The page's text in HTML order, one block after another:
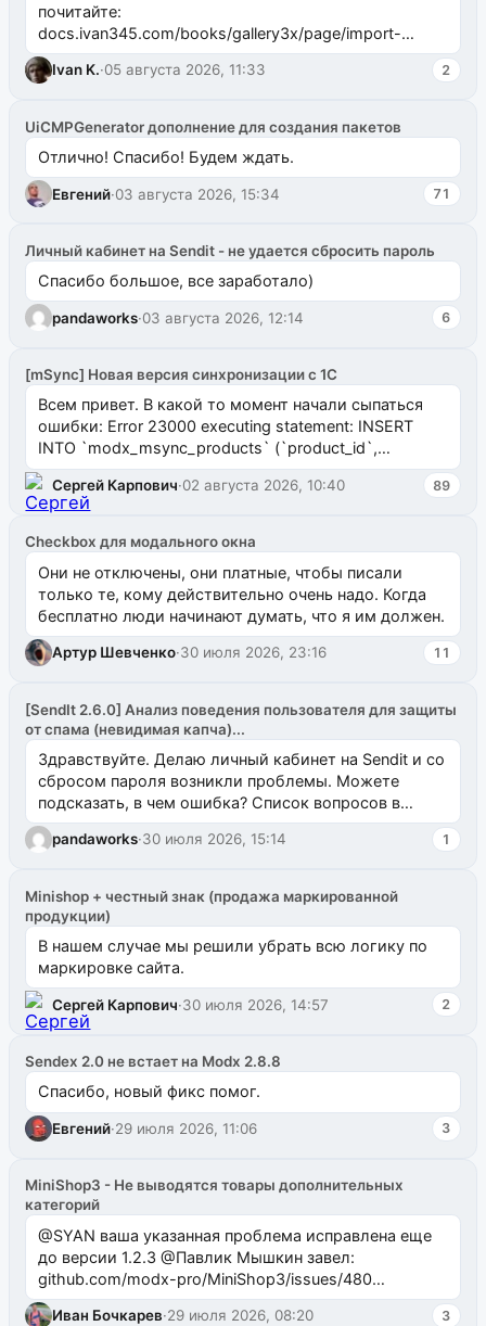
почитайте:
docs.ivan345.com/books/gallery3x/page/import-
ms2galleryphp
Ivan K.·05 августа 2026, 11:33 2
UiCMPGenerator дополнение для создания пакетов
Отлично! Спасибо! Будем ждать.
Евгений·03 августа 2026, 15:34 71
Личный кабинет на Sendit - не удается сбросить пароль
Спасибо большое, все заработало)
pandaworks·03 августа 2026, 12:14 6
[mSync] Новая версия синхронизации с 1С
Всем привет. В какой то момент начали сыпаться
ошибки: Error 23000 executing statement: INSERT
INTO `modx_msync_products` (`product_id`,
`uuid_1c`) VALUES ...
Сергей Карпович·02 августа 2026, 10:40 89
Checkbox для модального окна
Они не отключены, они платные, чтобы писали
только те, кому действительно очень надо. Когда
бесплатно люди начинают думать, что я им должен.
Артур Шевченко·30 июля 2026, 23:16 11
[SendIt 2.6.0] Анализ поведения пользователя для защиты
от спама (невидимая капча)...
Здравствуйте. Делаю личный кабинет на Sendit и со
сбросом пароля возникли проблемы. Можете
подсказать, в чем ошибка? Список вопросов в
одноименном разделе на modx.pro пока пуст, и,...
pandaworks·30 июля 2026, 15:14 1
Minishop + честный знак (продажа маркированной
продукции)
В нашем случае мы решили убрать всю логику по
маркировке сайта.
Сергей Карпович·30 июля 2026, 14:57 2
Sendex 2.0 не встает на Modx 2.8.8
Спасибо, новый фикс помог.
Евгений·29 июля 2026, 11:06 3
MiniShop3 - Не выводятся товары дополнительных
категорий
@SYAN ваша указанная проблема исправлена еще
до версии 1.2.3 @Павлик Мышкин завел:
github.com/modx-pro/MiniShop3/issues/480
github.com/modx-pro/MiniShop3/issues/481Исправим
в б...
Иван Бочкарев·29 июля 2026, 08:20 3